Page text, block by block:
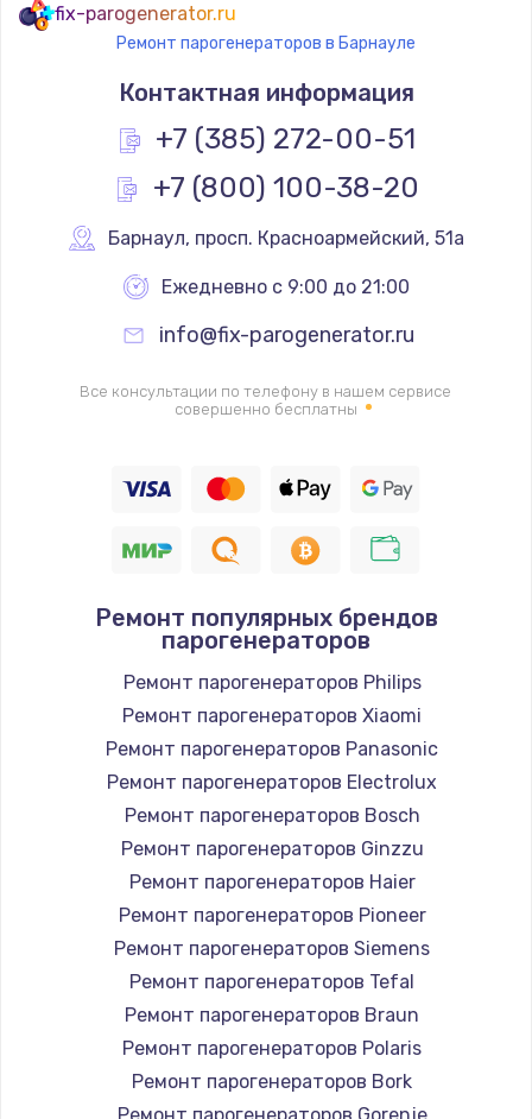
Замена термостата
1200 руб.
Заказать
Замена реле
Замена термопредохранителя
700 руб.
Заказать
2500 руб.
1400 руб.
Заказать
Замена / ремонт электронного модуля
Заказать
Заказать
Замена платы сенсора
Заказать
fix-parogenerator.ru
Ремонт парогенераторов в Барнауле
Контактная информация
+7 (385) 272-00-51
+7 (800) 100-38-20
Барнаул, просп. Красноармейский, 51а
Ежедневно с 9:00 до 21:00
info@fix-parogenerator.ru
Все консультации по телефону в нашем сервисе
совершенно бесплатны
Ремонт популярных брендов
парогенераторов
Ремонт парогенераторов Philips
Ремонт парогенераторов Xiaomi
Ремонт парогенераторов Panasonic
Ремонт парогенераторов Electrolux
Ремонт парогенераторов Bosch
Ремонт парогенераторов Ginzzu
Ремонт парогенераторов Haier
Ремонт парогенераторов Pioneer
Ремонт парогенераторов Siemens
Ремонт парогенераторов Tefal
Ремонт парогенераторов Braun
Ремонт парогенераторов Polaris
Ремонт парогенераторов Bork
Ремонт парогенераторов Gorenje